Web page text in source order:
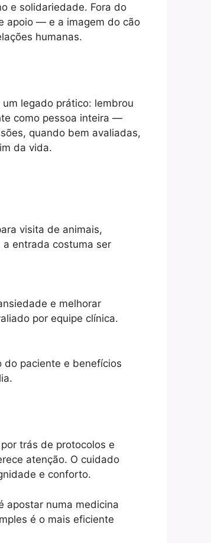
e solidariedade. Fora do
apoio — e a imagem do cão
humanas.
legado prático: lembrou
como pessoa inteira —
quando bem avaliadas,
da vida.
visita de animais,
entrada costuma ser
e melhorar
por equipe clínica.
do paciente e benefícios
trás de protocolos e
atenção. O cuidado
e conforto.
apostar numa medicina
é o mais eficiente